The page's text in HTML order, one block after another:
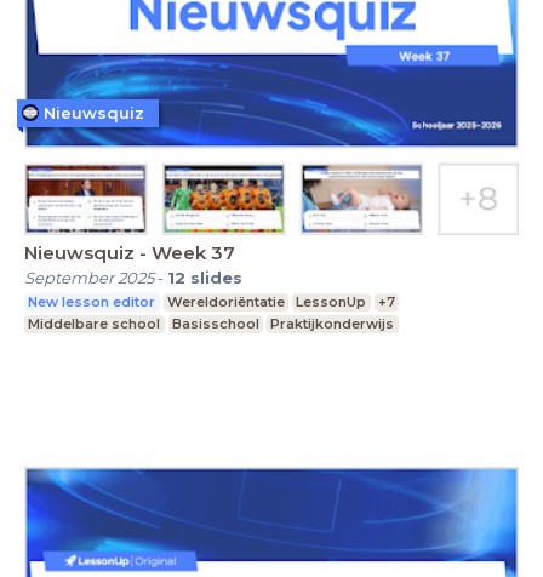
Nieuwsquiz - Week 37
September 2025- 12 slides
New lesson editor Wereldoriëntatie LessonUp
+7
Middelbare school
Basisschool Praktijkonderwijs
Nieuwsquiz